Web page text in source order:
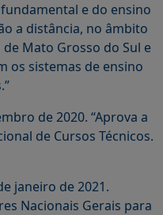
e do ensino
a distância, no âmbito
Mato Grosso do Sul e
os sistemas de ensino
de 2020. “Aprova a
de Cursos Técnicos.
janeiro de 2021.
Nacionais Gerais para